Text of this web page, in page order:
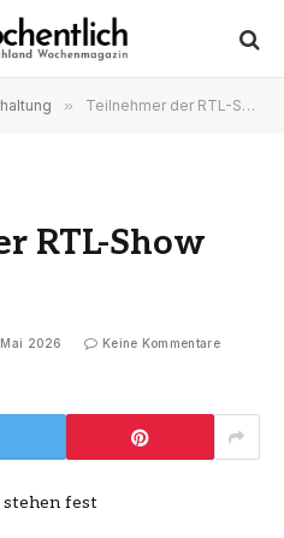
» Teilnehmer der RTL-Show stehen fest
RTL-Show
2026 Keine Kommentare